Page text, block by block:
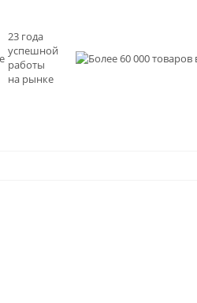
23 года
успешной
работы
на рынке